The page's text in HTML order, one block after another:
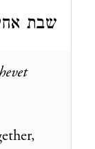
שבת